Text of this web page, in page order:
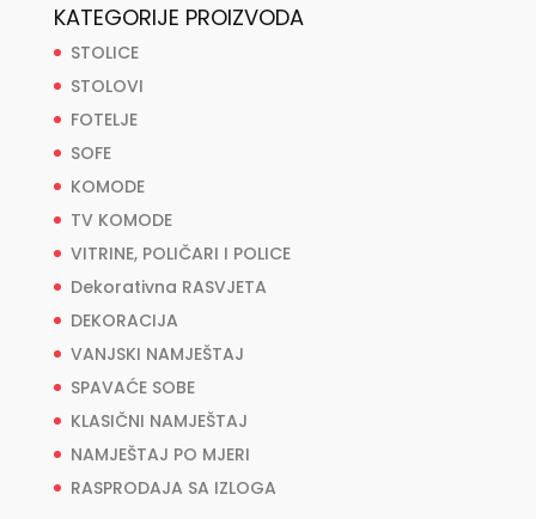
KATEGORIJE PROIZVODA
STOLICE
STOLOVI
FOTELJE
SOFE
KOMODE
TV KOMODE
VITRINE, POLIČARI I POLICE
Dekorativna RASVJETA
DEKORACIJA
VANJSKI NAMJEŠTAJ
SPAVAĆE SOBE
KLASIČNI NAMJEŠTAJ
NAMJEŠTAJ PO MJERI
RASPRODAJA SA IZLOGA